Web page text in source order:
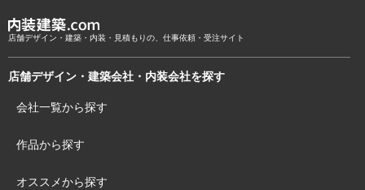
店舗デザイン・建築・内装・見積もりの、仕事依頼・受注サイト
店舗デザイン・建築会社・内装会社を探す
会社一覧から探す
作品から探す
オススメから探す